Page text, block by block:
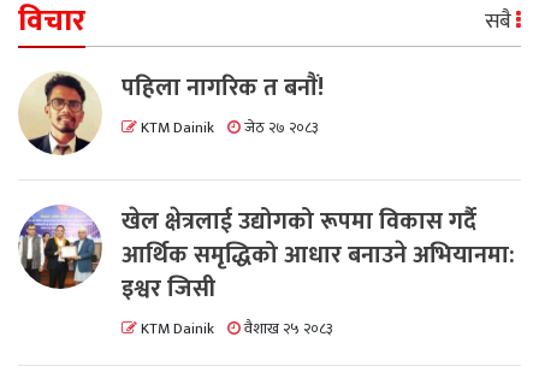
विचार सबै
पहिला नागरिक त बनाैं!
KTM Dainik जेठ २७ २०८३
खेल क्षेत्रलाई उद्योगको रूपमा विकास गर्दै
आर्थिक समृद्धिको आधार बनाउने अभियानमा:
इश्वर जिसी
KTM Dainik वैशाख २५ २०८३